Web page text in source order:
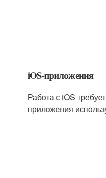
iOS-приложения
Работа с iOS
приложения